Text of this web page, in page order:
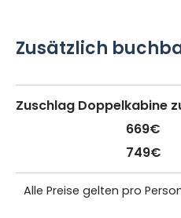
Zusätzlich
Zuschlag Doppelkabine
669€
749€
Alle Preise gelten pro